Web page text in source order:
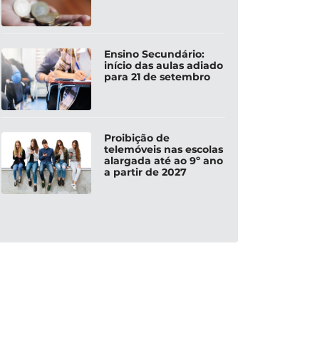
Ensino Secundário:
início das aulas adiado
para 21 de setembro
Proibição de
telemóveis nas escolas
alargada até ao 9º ano
a partir de 2027